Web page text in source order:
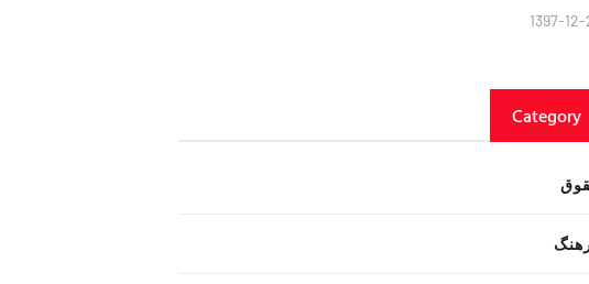
1397-
Category